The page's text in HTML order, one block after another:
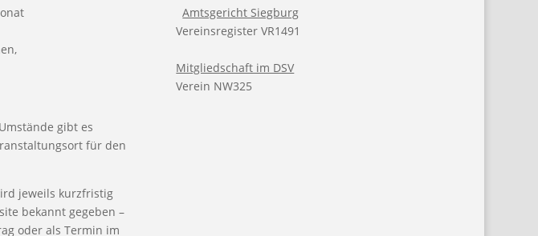
gibt es
für den
jeweils kurzfristig
bekannt gegeben –
oder als Termin im
Amtsgericht Siegburg
Vereinsregister VR1491
Mitgliedschaft im DSV
Verein NW325